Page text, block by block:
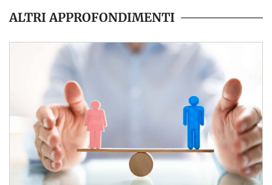
ALTRI APPROFONDIMENTI